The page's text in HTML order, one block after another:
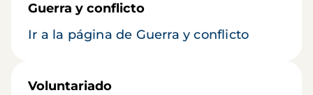
Guerra y conflicto
Ir a la página de Guerra y conflicto
Voluntariado